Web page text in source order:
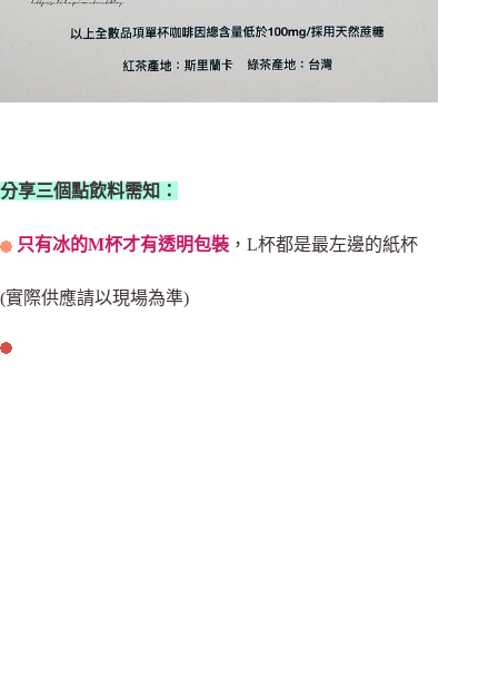
分享三個點飲料需知：
只有冰的M杯才有透明包裝 ，L杯都是最左邊的紙杯
(實際供應請以現場為準)